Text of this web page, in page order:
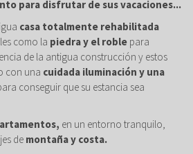
para disfrutar de sus vacaciones...
casa totalmente rehabilitada
como la piedra y el roble para
de la antigua construcción y estos
con una cuidada iluminación y una
conseguir que su estancia sea
en un entorno tranquilo,
de montaña y costa.